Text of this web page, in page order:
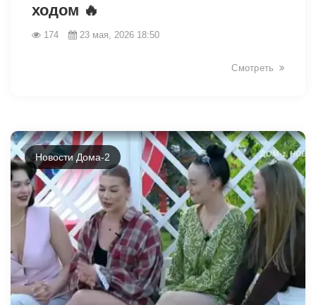
ходом 🔥
174 23 мая, 2026 18:50
Смотреть
Новости Дома-2